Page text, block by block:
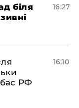
біля
16:27
РФ
16:10